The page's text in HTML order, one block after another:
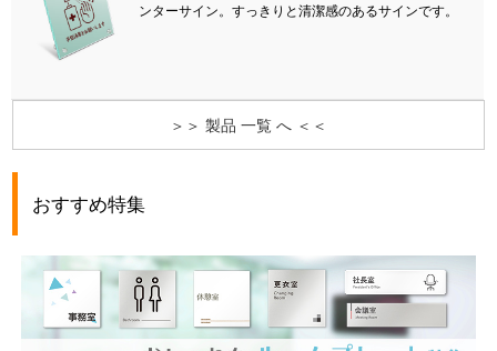
ンターサイン。すっきりと清潔感のあるサインです。
＞＞ 製品 一覧 へ ＜＜
おすすめ特集